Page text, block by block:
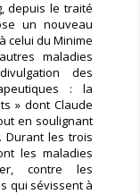
depuis le traité
un nouveau
celui du Minime
maladies
des
: la
» dont Claude
en soulignant
Durant les trois
les maladies
contre les
qui sévissent à